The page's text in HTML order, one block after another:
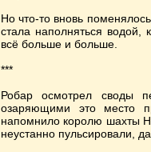
Но что-то вновь
стала наполняться водой,
всё больше и больше.
***
Робар осмотрел своды
озаряющими это место
напомнило королю шахты
неустанно пульсировали,